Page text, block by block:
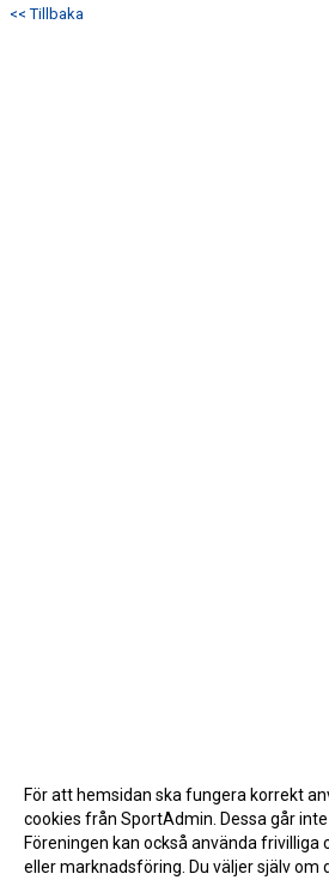
<< Tillbaka
För att hemsidan ska fungera korrekt
cookies från SportAdmin. Dessa går
Föreningen kan också använda frivilliga
eller marknadsföring. Du väljer själv om